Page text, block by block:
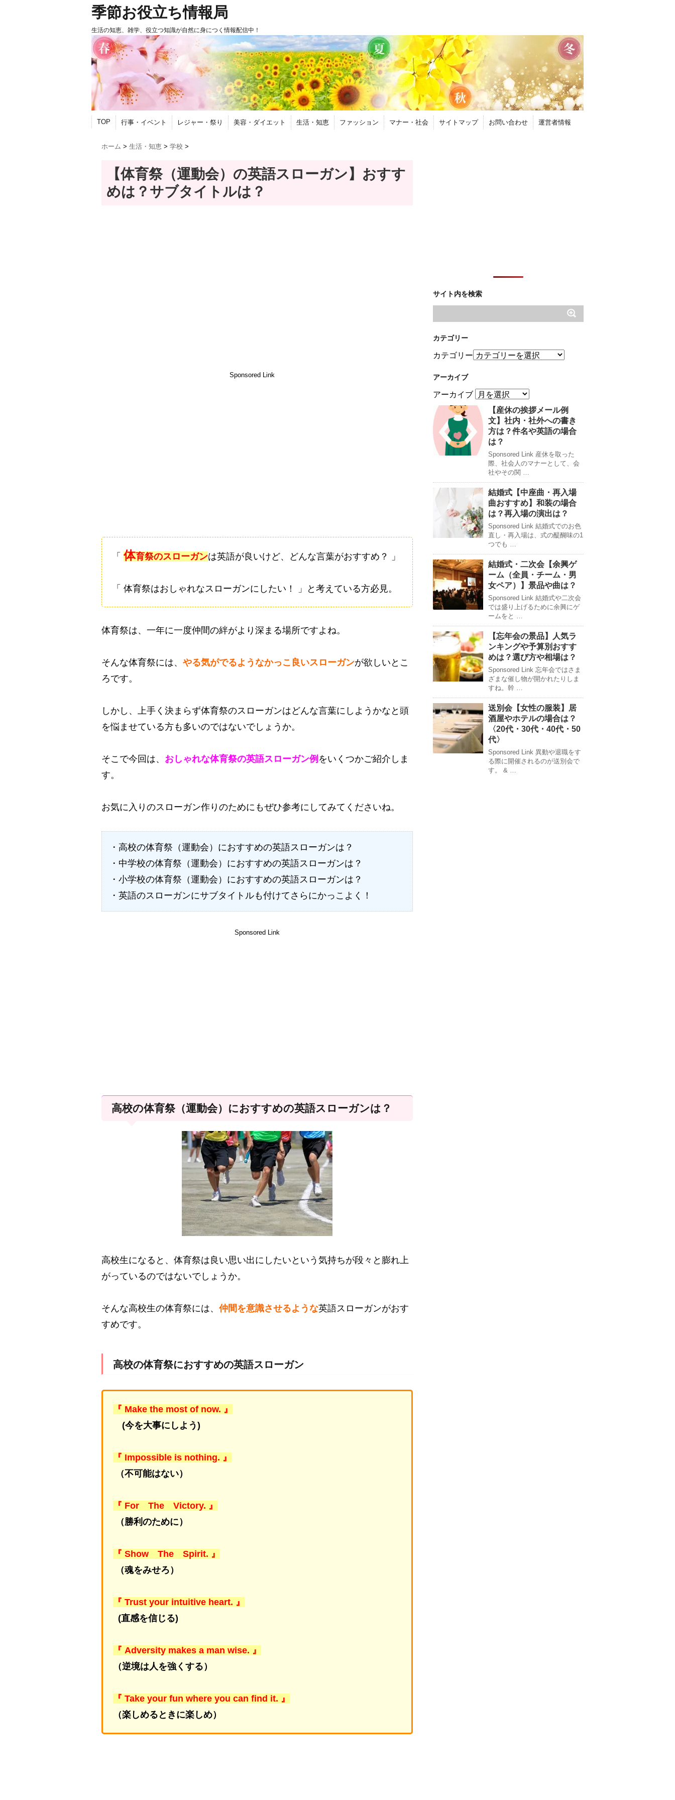
季節お役立ち情報局
生活の知恵、雑学、役立つ知識が自然に身につく情報配信中！
TOP 行事・イベント レジャー・祭り 美容・ダイエット 生活・知恵 ファッション マナー・社会 サイトマップ お問い合わせ 運営者情報
ホーム > 生活・知恵 > 学校 >
【体育祭（運動会）の英語スローガン】おすす
めは？サブタイトルは？
Sponsored Link
「体育祭のスローガンは英語が良いけど、どんな言葉がおすすめ？ 」
「 体育祭はおしゃれなスローガンにしたい！ 」と考えている方必見。
体育祭は、一年に一度仲間の絆がより深まる場所ですよね。
そんな体育祭には、 やる気がでるようなかっこ良いスローガンが欲しいとこ
ろです。
しかし、上手く決まらず体育祭のスローガンはどんな言葉にしようかなと頭
を悩ませている方も多いのではないでしょうか。
そこで今回は、 おしゃれな体育祭の英語スローガン例 をいくつかご紹介しま
す。
お気に入りのスローガン作りのためにもぜひ参考にしてみてくださいね。
・高校の体育祭（運動会）におすすめの英語スローガンは？
・中学校の体育祭（運動会）におすすめの英語スローガンは？
・小学校の体育祭（運動会）におすすめの英語スローガンは？
・英語のスローガンにサブタイトルも付けてさらにかっこよく！
Sponsored Link
高校の体育祭（運動会）におすすめの英語スローガンは？
高校生になると、体育祭は良い思い出にしたいという気持ちが段々と膨れ上
がっているのではないでしょうか。
そんな高校生の体育祭には、 仲間を意識させるような英語スローガンがおす
すめです。
高校の体育祭におすすめの英語スローガン
『 Make the most of now. 』
(今を大事にしよう)
『 Impossible is nothing. 』
（不可能はない）
『 For The Victory. 』
（勝利のために）
『 Show The Spirit. 』
（魂をみせろ）
『 Trust your intuitive heart. 』
(直感を信じる)
『 Adversity makes a man wise. 』
（逆境は人を強くする）
『 Take your fun where you can find it. 』
（楽しめるときに楽しめ）
サイト内を検索
カテゴリー
カテゴリー
アーカイブ
アーカイブ
【産休の挨拶メール例
文】社内・社外への書き
方は？件名や英語の場合
は？
Sponsored Link 産休を取った
際、社会人のマナーとして、会
社やその関 …
結婚式【中座曲・再入場
曲おすすめ】和装の場合
は？再入場の演出は？
Sponsored Link 結婚式でのお色
直し・再入場は、式の醍醐味の1
つでも …
結婚式・二次会【余興ゲ
ーム（全員・チーム・男
女ペア）】景品や曲は？
Sponsored Link 結婚式や二次会
では盛り上げるために余興にゲ
ームをと …
【忘年会の景品】人気ラ
ンキングや予算別おすす
めは？選び方や相場は？
Sponsored Link 忘年会ではさま
ざまな催し物が開かれたりしま
すね。幹 …
送別会【女性の服装】居
酒屋やホテルの場合は？
〈20代・30代・40代・50
代〉
Sponsored Link 異動や退職をす
る際に開催されるのが送別会で
す。 & …